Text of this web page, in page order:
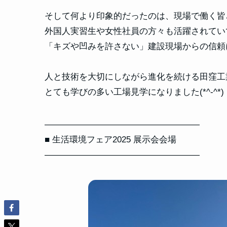
そして何より印象的だったのは、現場で働く
外国人実習生や女性社員の方々も活躍されて
「キズや凹みを許さない」建設現場からの信
人と技術を大切にしながら進化を続ける田窪
とても学びの多い工場見学になりました(*^-^*)
――――――――――――――――――
■ 生活環境フェア2025 展示会会場
――――――――――――――――――